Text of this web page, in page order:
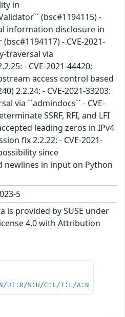
in
(bsc#1194115) -
information disclosure in
- CVE-2021-
traversal via
- CVE-2021-44420:
access control based
2.2.24: - CVE-2021-33203:
via ``admindocs`` - CVE-
SSRF, RFI, and LFI
leading zeros in IPv4
fix 2.2.22: - CVE-2021-
since
newlines in input on Python
5
is provided by SUSE under
4.0 with Attribution
UI:R/S:U/C:L/I:L/A:N